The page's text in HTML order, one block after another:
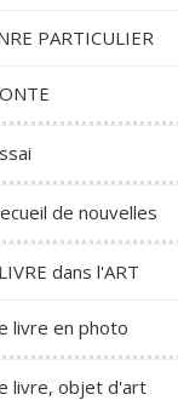
PARTICULIER
de nouvelles
dans l'ART
livre en photo
livre, objet d'art